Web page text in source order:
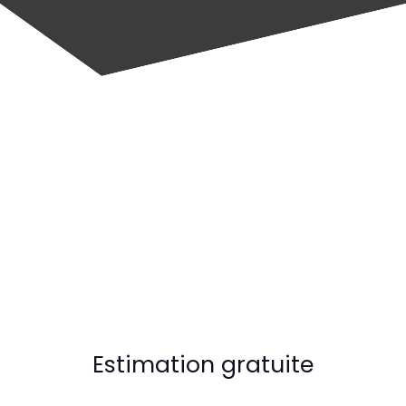
Estimation gratuite